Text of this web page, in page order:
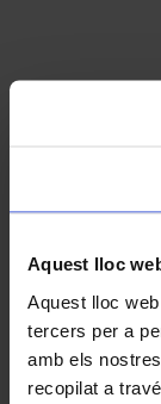
Aquest lloc
Aquest lloc
tercers per a
amb els
recopilat a